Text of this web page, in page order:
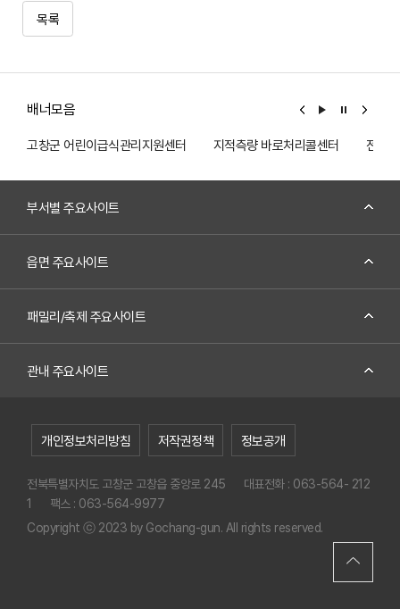
목록
배너모음
고창군 어린이급식관리지원센터 지적측량 바로처리콜센터 전기
부서별 주요사이트
읍면 주요사이트
패밀리/축제 주요사이트
관내 주요사이트
개인정보처리방침 저작권정책 정보공개
전북특별자치도 고창군 고창읍 중앙로 245
대표전화 : 063-564- 212
1
팩스 : 063-564-9977
Copyright ⓒ 2023 by Gochang-gun. All rights reserved.